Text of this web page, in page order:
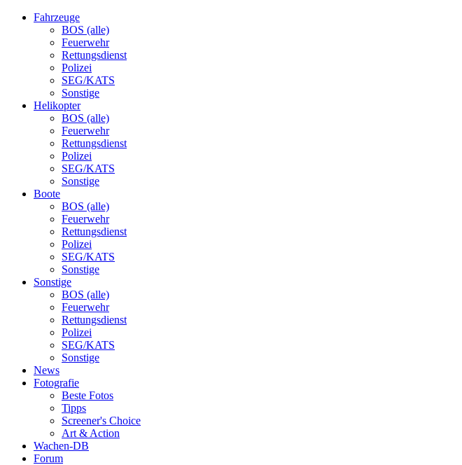
Fahrzeuge
BOS (alle)
Feuerwehr
Rettungsdienst
Polizei
SEG/KATS
Sonstige
Helikopter
BOS (alle)
Feuerwehr
Rettungsdienst
Polizei
SEG/KATS
Sonstige
Boote
BOS (alle)
Feuerwehr
Rettungsdienst
Polizei
SEG/KATS
Sonstige
Sonstige
BOS (alle)
Feuerwehr
Rettungsdienst
Polizei
SEG/KATS
Sonstige
News
Fotografie
Beste Fotos
Tipps
Screener's Choice
Art & Action
Wachen-DB
Forum